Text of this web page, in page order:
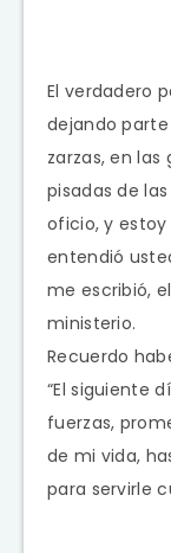
El verdadero
dejando
zarzas, en las
pisadas de
oficio, y
entendió
me escribió,
ministerio.
Recuerdo
“El siguiente
fuerzas,
de mi vida,
para servirle